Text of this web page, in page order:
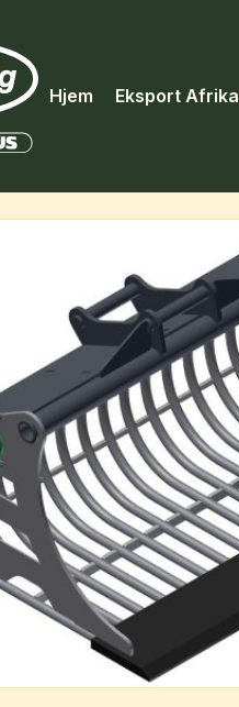
Hjem Eksport Afrika